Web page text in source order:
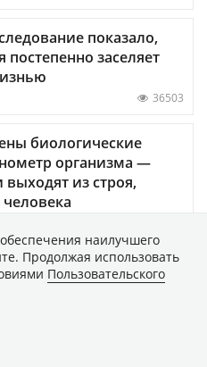
показало,
постепенно заселяет
36503
биологические
организма —
выходят из строя,
5265
наилучшего
Продолжая использовать
Пользовательского